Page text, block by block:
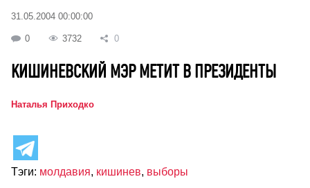
31.05.2004 00:00:00
0 3732 0
КИШИНЕВСКИЙ МЭР МЕТИТ В ПРЕЗИДЕНТЫ
Наталья Приходко
Тэги: молдавия, кишинев, выборы